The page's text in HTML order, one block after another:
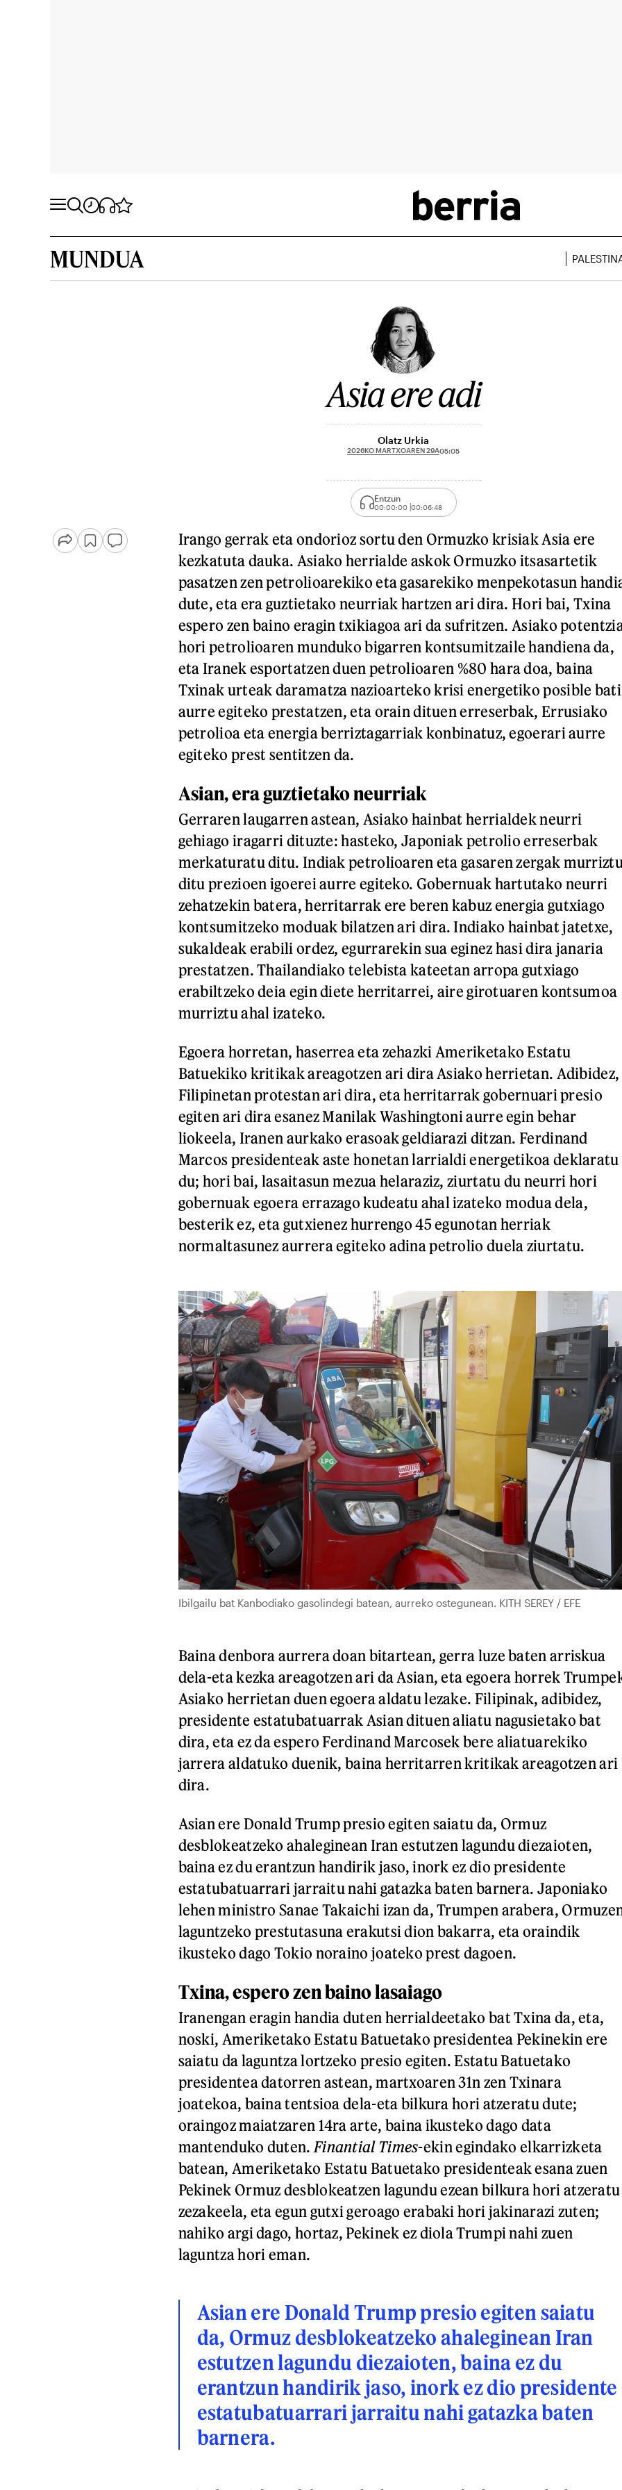
MUNDUA
Asia ere adi
Olatz Urkia
2026KO MARTXOAREN 29A05:05
Entzun
00:00:00 00:06:48
Irango gerrak eta ondorioz sortu den Ormuzko krisiak Asia ere
kezkatuta dauka. Asiako herrialde askok Ormuzko itsasartetik
pasatzen zen petrolioarekiko eta gasarekiko menpekotasun
dute, eta era guztietako neurriak hartzen ari dira. Hori bai, Txina
espero zen baino eragin txikiagoa ari da sufritzen. Asiako
hori petrolioaren munduko bigarren kontsumitzaile handiena da,
eta Iranek esportatzen duen petrolioaren %80 hara doa, baina
Txinak urteak daramatza nazioarteko krisi energetiko posible bati
aurre egiteko prestatzen, eta orain dituen erreserbak, Errusiako
petrolioa eta energia berriztagarriak konbinatuz, egoerari aurre
egiteko prest sentitzen da.
Asian, era guztietako neurriak
Gerraren laugarren astean, Asiako hainbat herrialdek neurri
gehiago iragarri dituzte: hasteko, Japoniak petrolio erreserbak
merkaturatu ditu. Indiak petrolioaren eta gasaren zergak
ditu prezioen igoerei aurre egiteko. Gobernuak hartutako neurri
zehatzekin batera, herritarrak ere beren kabuz energia gutxiago
kontsumitzeko moduak bilatzen ari dira. Indiako hainbat jatetxe,
sukaldeak erabili ordez, egurrarekin sua eginez hasi dira janaria
prestatzen. Thailandiako telebista kateetan arropa gutxiago
erabiltzeko deia egin diete herritarrei, aire girotuaren kontsumoa
murriztu ahal izateko.
Egoera horretan, haserrea eta zehazki Ameriketako Estatu
Batuekiko kritikak areagotzen ari dira Asiako herrietan. Adibidez,
Filipinetan protestan ari dira, eta herritarrak gobernuari presio
egiten ari dira esanez Manilak Washingtoni aurre egin behar
liokeela, Iranen aurkako erasoak geldiarazi ditzan. Ferdinand
Marcos presidenteak aste honetan larrialdi energetikoa deklaratu
du; hori bai, lasaitasun mezua helaraziz, ziurtatu du neurri hori
gobernuak egoera errazago kudeatu ahal izateko modua dela,
besterik ez, eta gutxienez hurrengo 45 egunotan herriak
normaltasunez aurrera egiteko adina petrolio duela ziurtatu.
Ibilgailu bat Kanbodiako gasolindegi batean, aurreko ostegunean. KITH SEREY / EFE
Baina denbora aurrera doan bitartean, gerra luze baten arriskua
dela-eta kezka areagotzen ari da Asian, eta egoera horrek
Asiako herrietan duen egoera aldatu lezake. Filipinak, adibidez,
presidente estatubatuarrak Asian dituen aliatu nagusietako bat
dira, eta ez da espero Ferdinand Marcosek bere aliatuarekiko
jarrera aldatuko duenik, baina herritarren kritikak areagotzen ari
dira.
Asian ere Donald Trump presio egiten saiatu da, Ormuz
desblokeatzeko ahaleginean Iran estutzen lagundu diezaioten,
baina ez du erantzun handirik jaso, inork ez dio presidente
estatubatuarrari jarraitu nahi gatazka baten barnera. Japoniako
lehen ministro Sanae Takaichi izan da, Trumpen arabera,
laguntzeko prestutasuna erakutsi dion bakarra, eta oraindik
ikusteko dago Tokio noraino joateko prest dagoen.
Txina, espero zen baino lasaiago
Iranengan eragin handia duten herrialdeetako bat Txina da, eta,
noski, Ameriketako Estatu Batuetako presidentea Pekinekin ere
saiatu da laguntza lortzeko presio egiten. Estatu Batuetako
presidentea datorren astean, martxoaren 31n zen Txinara
joatekoa, baina tentsioa dela-eta bilkura hori atzeratu dute;
oraingoz maiatzaren 14ra arte, baina ikusteko dago data
mantenduko duten. Finantial Times-ekin egindako elkarrizketa
batean, Ameriketako Estatu Batuetako presidenteak esana zuen
Pekinek Ormuz desblokeatzen lagundu ezean bilkura hori atzeratu
zezakeela, eta egun gutxi geroago erabaki hori jakinarazi zuten;
nahiko argi dago, hortaz, Pekinek ez diola Trumpi nahi zuen
laguntza hori eman.
Asian ere Donald Trump presio egiten saiatu
da, Ormuz desblokeatzeko ahaleginean Iran
estutzen lagundu diezaioten, baina ez du
erantzun handirik jaso, inork ez dio presidente
estatubatuarrari jarraitu nahi gatazka baten
barnera.